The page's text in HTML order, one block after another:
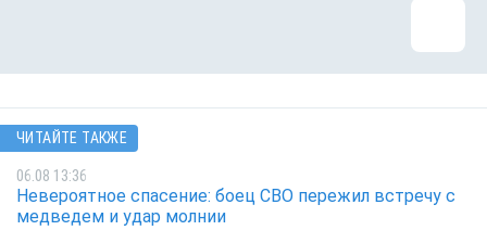
ЧИТАЙТЕ ТАКЖЕ
06.08 13:36
Невероятное спасение: боец СВО пережил встречу с
медведем и удар молнии